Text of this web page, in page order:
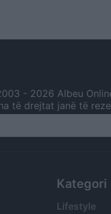
- 2026 Albeu
të drejtat janë të
Kategori
Lifestyle